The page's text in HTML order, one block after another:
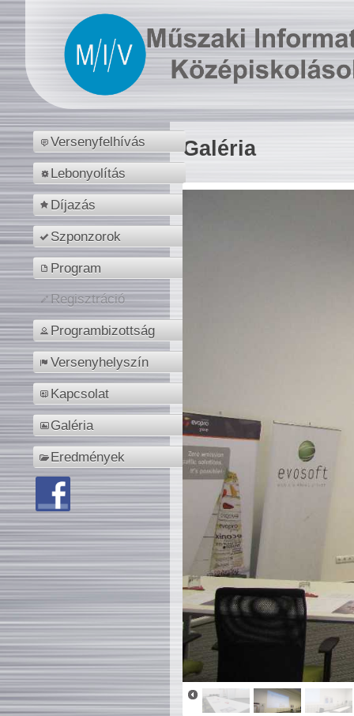
Versenyfelhívás
Lebonyolítás
Díjazás
Szponzorok
Program
Regisztráció
Programbizottság
Versenyhelyszín
Kapcsolat
Galéria
Eredmények
Galéria